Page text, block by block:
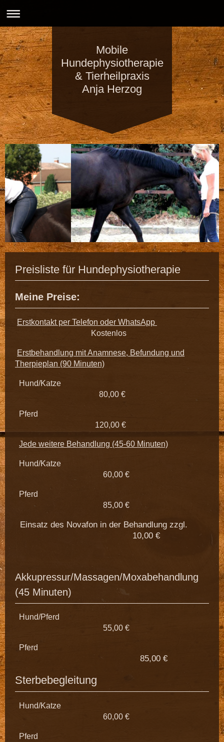
Mobile
Hundephysiotherapie
& Tierheilpraxis
Anja Herzog
Preisliste für Hundephysiotherapie
Meine Preise:
Erstkontakt per Telefon oder WhatsApp
Kostenlos
Erstbehandlung mit Anamnese, Befundung und
Therpieplan (90 Minuten)
Hund/Katze
80,00 €
Pferd
120,00 €
Jede weitere Behandlung (45-60 Minuten)
Hund/Katze
60,00 €
Pferd
85,00 €
Einsatz des Novafon in der Behandlung zzgl.
10,00 €
Akkupressur/Massagen/Moxabehandlung
(45 Minuten)
Hund/Pferd
55,00 €
Pferd
85,00 €
Sterbebegleitung
Hund/Katze
60,00 €
Pferd